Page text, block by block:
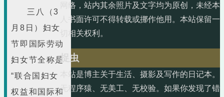
三八（3
月8日）妇女
节即国际劳动
妇女节全称是
“联合国妇女
权益和国际和
网络，站内其余照片及文字均为原创，未经本
人书面许可不得转载或挪作他用。本站保留一
切相关权利。
捉虫
本站是博主关于生活、摄影及写作的日记本。
无程序猿、无美工、无校验。如果你发现了错